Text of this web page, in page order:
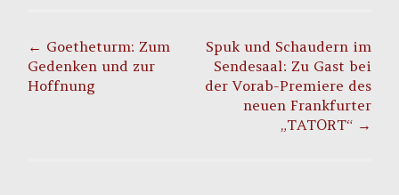
navigation
← Goetheturm: Zum
Gedenken und zur
Hoffnung
Spuk und Schaudern im
Sendesaal: Zu Gast bei
der Vorab-Premiere des
neuen Frankfurter
„TATORT“ →